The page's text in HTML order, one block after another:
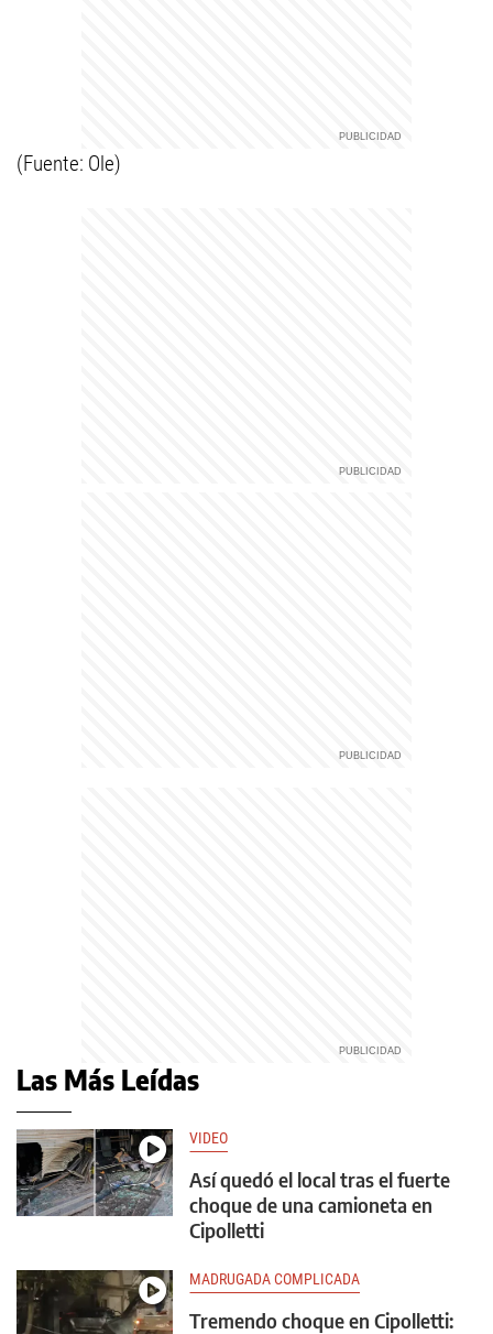
(Fuente: Ole)
Las Más Leídas
VIDEO
Así quedó el local tras el fuerte
choque de una camioneta en
Cipolletti
MADRUGADA COMPLICADA
Tremendo choque en Cipolletti: